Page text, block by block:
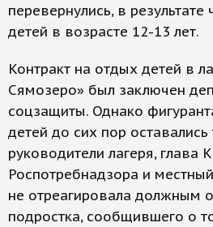
перевернулись, в результате
детей в возрасте 12-13 лет.
Контракт на отдых детей в
Сямозеро» был заключен
соцзащиты. Однако
детей до сих пор оставались
руководители лагеря, глава
Роспотребнадзора и
не отреагировала должным
подростка, сообщившего о